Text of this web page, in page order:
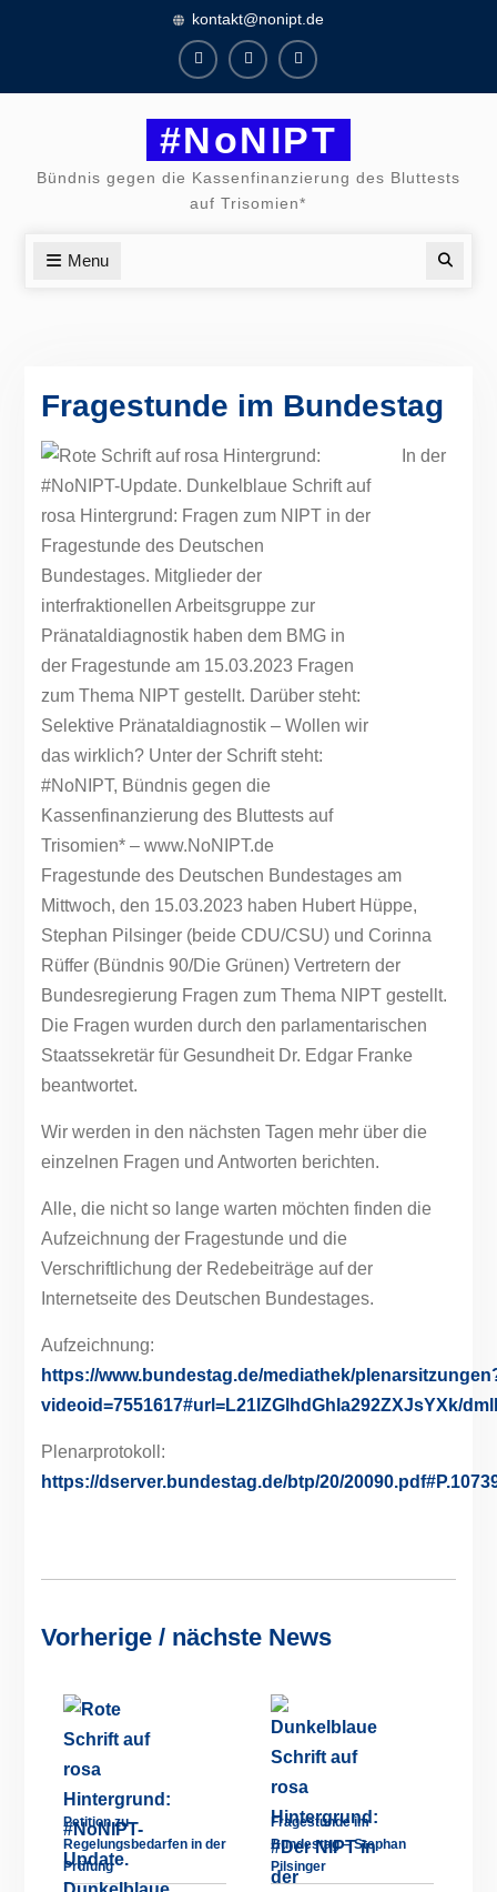
kontakt@nonipt.de
FacebookInstagram
Twitter
#NoNIPT
Bündnis gegen die Kassenfinanzierung des Bluttests
auf Trisomien*
Menu
Fragestunde im Bundestag
In der
Fragestunde des Deutschen Bundestages am
Mittwoch, den 15.03.2023 haben Hubert Hüppe,
Stephan Pilsinger (beide CDU/CSU) und Corinna
Rüffer (Bündnis 90/Die Grünen) Vertretern der
Bundesregierung Fragen zum Thema NIPT gestellt.
Die Fragen wurden durch den parlamentarischen
Staatssekretär für Gesundheit Dr. Edgar Franke
beantwortet.
Wir werden in den nächsten Tagen mehr über die
einzelnen Fragen und Antworten berichten.
Alle, die nicht so lange warten möchten finden die
Aufzeichnung der Fragestunde und die
Verschriftlichung der Redebeiträge auf der
Internetseite des Deutschen Bundestages.
Aufzeichnung:
https://www.bundestag.de/mediathek/
videoid=7551617#url=L21lZGlhdGhla292ZXJsYXk/
Plenarprotokoll:
https://dserver.bundestag.de/btp/20/
Vorherige / nächste News
Petition zu
Regelungsbedarfen in der
Prüfung
Fragestunde im
Bundestag – Stephan
Pilsinger